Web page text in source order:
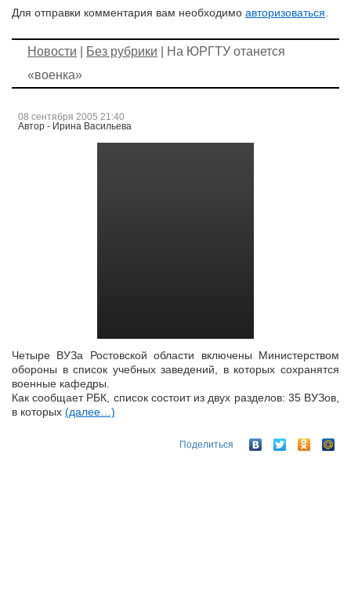
Для отправки комментария вам необходимо авторизоваться
Новости Без рубрики | На ЮРГТУ отанется
«военка»
08 сентября 2005 21:40
Автор - Ирина Васильева
Четыре ВУЗа Ростовской области включены Министерством
обороны в список учебных заведений, в которых сохранятся
военные кафедры.
Как сообщает РБК, список состоит из двух разделов: 35 ВУЗов,
в которых (далее…)
Поделиться